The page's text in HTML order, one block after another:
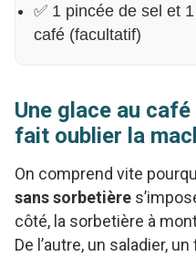
✅ 1 pincée de sel et
café (facultatif)
Une glace au
fait oublier la
On comprend vite
sans sorbetière
côté, la sorbetière à
De l’autre, un saladier,